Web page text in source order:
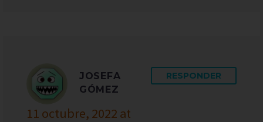
JOSEFA
GÓMEZ
11 octubre, 2022 at
RESPONDER